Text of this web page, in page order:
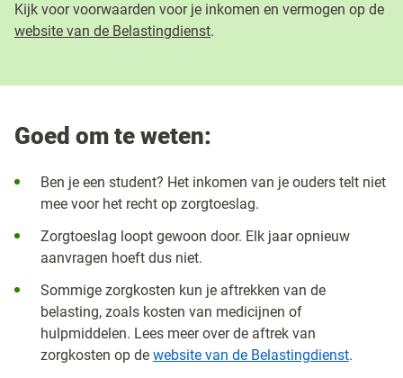
Kijk voor voorwaarden voor je inkomen en vermogen op de
website van de Belastingdienst.
Goed om te weten:
Ben je een student? Het inkomen van je ouders telt niet
mee voor het recht op zorgtoeslag.
Zorgtoeslag loopt gewoon door. Elk jaar opnieuw
aanvragen hoeft dus niet.
Sommige zorgkosten kun je aftrekken van de
belasting, zoals kosten van medicijnen of
hulpmiddelen. Lees meer over de aftrek van
zorgkosten op de website van de Belastingdienst.